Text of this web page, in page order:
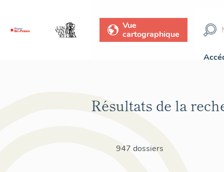
Vue
cartographique
Résultats de la
947 dossiers